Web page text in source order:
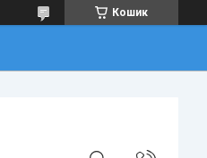
Кошик